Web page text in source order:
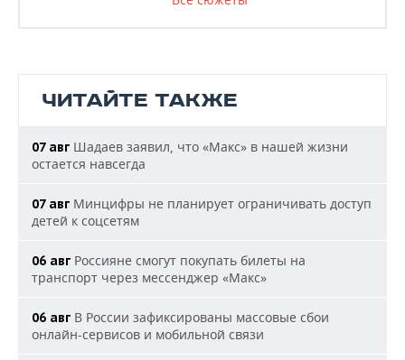
ЧИТАЙТЕ ТАКЖЕ
07 авг Шадаев заявил, что «Макс» в нашей жизни
остается навсегда
07 авг Минцифры не планирует ограничивать доступ
детей к соцсетям
06 авг Россияне смогут покупать билеты на
транспорт через мессенджер «Макс»
06 авг В России зафиксированы массовые сбои
онлайн-сервисов и мобильной связи